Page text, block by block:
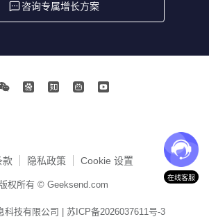
咨询专属增长方案
款 隐私政策 Cookie 设置
版权所有 © Geeksend.com
科技有限公司 | 苏ICP备2026037611号-3
在线客服